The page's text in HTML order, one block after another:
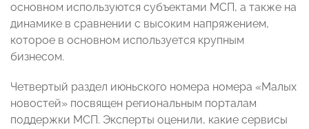
основном используются субъектами МСП, а также на
динамике в сравнении с высоким напряжением,
которое в основном используется крупным
бизнесом.
Четвертый раздел июньского номера номера «Малых
новостей» посвящен региональным порталам
поддержки МСП. Эксперты оценили, какие сервисы